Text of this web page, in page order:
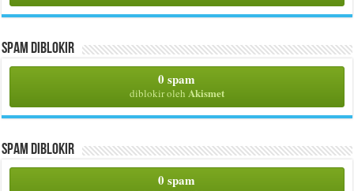
Spam Diblokir
0 spam
diblokir oleh Akismet
Spam Diblokir
0 spam